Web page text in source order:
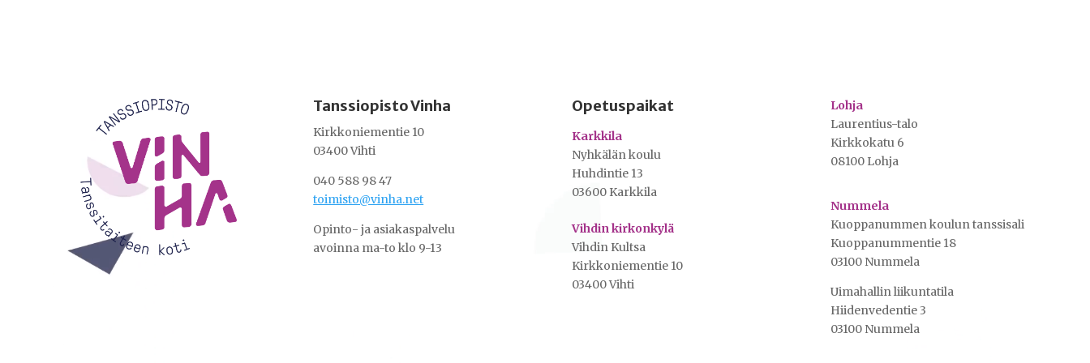
Tanssiopisto Vinha
Kirkkoniementie 10
03400 Vihti
040 588 98 47
toimisto@vinha.net
Opinto- ja asiakaspalvelu
avoinna ma-to klo 9-13
Opetuspaikat
Karkkila
Nyhkälän koulu
Huhdintie 13
03600 Karkkila
Vihdin kirkonkylä
Vihdin Kultsa
Kirkkoniementie 10
03400 Vihti
Lohja
Laurentius-talo
Kirkkokatu 6
08100 Lohja
Nummela
Kuoppanummen koulun tanssisali
Kuoppanummentie 18
03100 Nummela
Uimahallin liikuntatila
Hiidenvedentie 3
03100 Nummela